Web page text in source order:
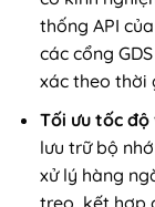
thống API
các cổng
xác theo thời
Tối ưu tốc
lưu trữ bộ
xử lý hàng
treo, kết hợp